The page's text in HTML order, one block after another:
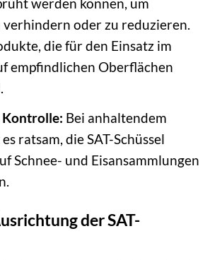
werden können, um
verhindern oder zu reduzieren.
die für den Einsatz im
empfindlichen Oberflächen
Kontrolle: Bei anhaltendem
ratsam, die SAT-Schüssel
Schnee- und Eisansammlungen
der SAT-